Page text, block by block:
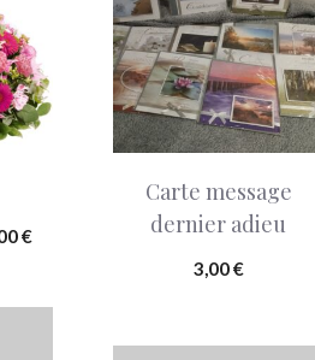
€Plage
Carte message
dernier adieu
3,00€